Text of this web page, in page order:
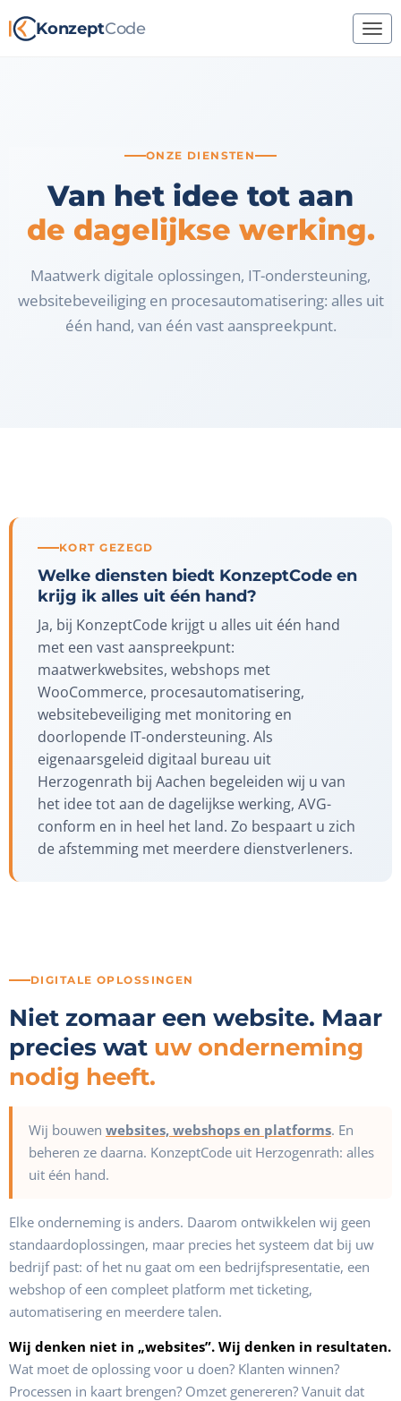
KonzeptCode
ONZE DIENSTEN
Van het idee tot aan
de dagelijkse werking.
Maatwerk digitale oplossingen, IT-ondersteuning,
websitebeveiliging en procesautomatisering: alles uit
één hand, van één vast aanspreekpunt.
KORT GEZEGD
Welke diensten biedt KonzeptCode en
krijg ik alles uit één hand?
Ja, bij KonzeptCode krijgt u alles uit één hand
met een vast aanspreekpunt:
maatwerkwebsites, webshops met
WooCommerce, procesautomatisering,
websitebeveiliging met monitoring en
doorlopende IT-ondersteuning. Als
eigenaarsgeleid digitaal bureau uit
Herzogenrath bij Aachen begeleiden wij u van
het idee tot aan de dagelijkse werking, AVG-
conform en in heel het land. Zo bespaart u zich
de afstemming met meerdere dienstverleners.
DIGITALE OPLOSSINGEN
Niet zomaar een website. Maar
precies wat uw onderneming
nodig heeft.
Wij bouwen websites, webshops en platforms. En
beheren ze daarna. KonzeptCode uit Herzogenrath: alles
uit één hand.
Elke onderneming is anders. Daarom ontwikkelen wij geen
standaardoplossingen, maar precies het systeem dat bij uw
bedrijf past: of het nu gaat om een bedrijfspresentatie, een
webshop of een compleet platform met ticketing,
automatisering en meerdere talen.
Wij denken niet in „websites”. Wij denken in resultaten.
Wat moet de oplossing voor u doen? Klanten winnen?
Processen in kaart brengen? Omzet genereren? Vanuit dat